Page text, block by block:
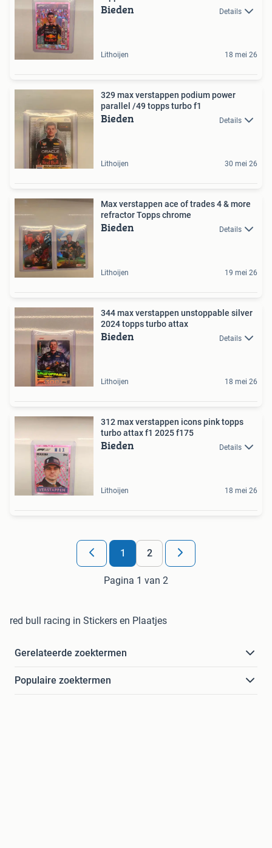
Bieden Details
Lithoijen 18 mei 26
329 max verstappen podium power
parallel /49 topps turbo f1
Bieden Details
Lithoijen 30 mei 26
Max verstappen ace of trades 4 & more
refractor Topps chrome
Bieden Details
Lithoijen 19 mei 26
344 max verstappen unstoppable silver
2024 topps turbo attax
Bieden Details
Lithoijen 18 mei 26
312 max verstappen icons pink topps
turbo attax f1 2025 f175
Bieden Details
Lithoijen 18 mei 26
1 2
Pagina 1 van 2
red bull racing in Stickers en Plaatjes
Gerelateerde zoektermen
Populaire zoektermen